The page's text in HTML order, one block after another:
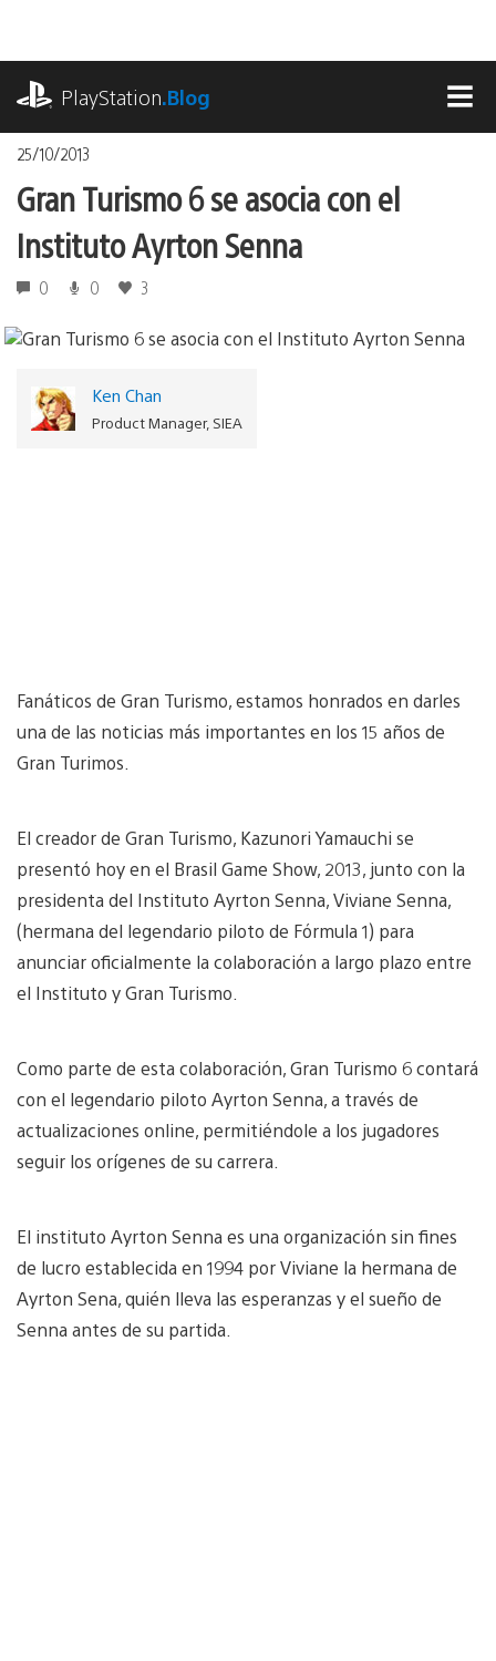
contenido
PlayStation.Blog
25/10/2013
Gran Turismo 6 se asocia con el
Instituto Ayrton Senna
0 0 3
Ken Chan
Product Manager, SIEA
Fanáticos de Gran Turismo, estamos honrados en darles
una de las noticias más importantes en los 15 años de
Gran Turimos.
El creador de Gran Turismo, Kazunori Yamauchi se
presentó hoy en el Brasil Game Show, 2013, junto con la
presidenta del Instituto Ayrton Senna, Viviane Senna,
(hermana del legendario piloto de Fórmula 1) para
anunciar oficialmente la colaboración a largo plazo entre
el Instituto y Gran Turismo.
Como parte de esta colaboración, Gran Turismo 6 contará
con el legendario piloto Ayrton Senna, a través de
actualizaciones online, permitiéndole a los jugadores
seguir los orígenes de su carrera.
El instituto Ayrton Senna es una organización sin fines
de lucro establecida en 1994 por Viviane la hermana de
Ayrton Sena, quién lleva las esperanzas y el sueño de
Senna antes de su partida.